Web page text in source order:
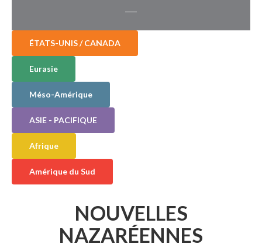
ÉTATS-UNIS / CANADA
Eurasie
Méso-Amérique
ASIE - PACIFIQUE
Afrique
Amérique du Sud
NOUVELLES
NAZARÉENNES